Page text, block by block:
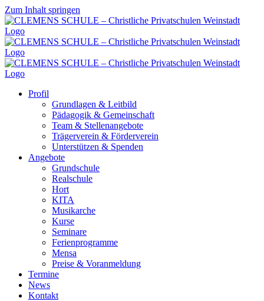
Zum Inhalt springen
Profil
Grundlagen & Leitbild
Pädagogik & Gemeinschaft
Team & Stellenangebote
Trägerverein & Förderverein
Unterstützen & Spenden
Angebote
Grundschule
Realschule
Hort
KITA
Musikarche
Kurse
Seminare
Ferienprogramme
Mensa
Preise & Voranmeldung
Termine
News
Kontakt